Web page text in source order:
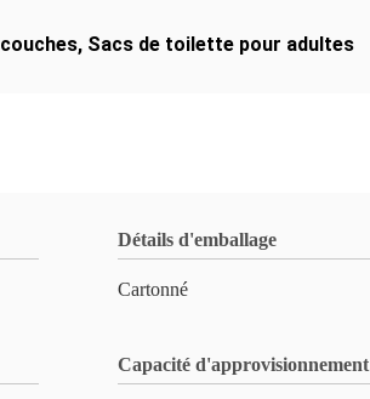
, Sacs de toilette pour adultes
Détails d'emballage
Cartonné
Capacité d'approvisionnement